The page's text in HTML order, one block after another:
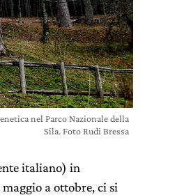
nel Parco Nazionale della
Sila. Foto Rudi Bressa
italiano) in
a ottobre, ci si